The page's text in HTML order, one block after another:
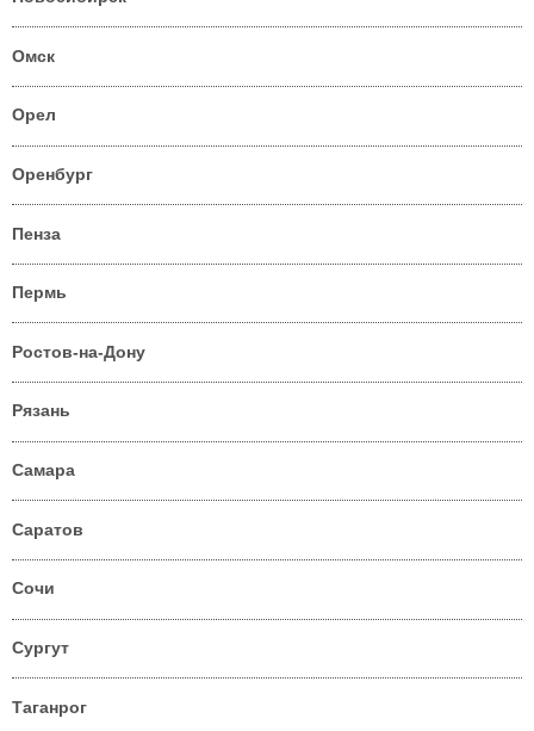
Омск
Орел
Оренбург
Пенза
Пермь
Ростов-на-Дону
Рязань
Самара
Саратов
Сочи
Сургут
Таганрог